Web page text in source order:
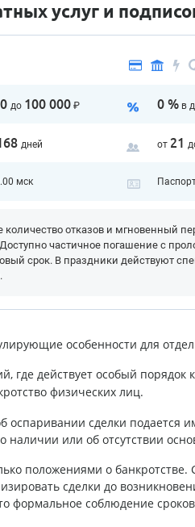
услуг и
до 100 000₽ 0 %в
дней от 21
мск
отказов и мгновенный
частичное погашение с
срок. В праздники действуют
особенности для
где действует особый порядок
физических лиц.
сделки подается
о наличии или об отсутствии
положениями о
сделки до
формальное соблюдение